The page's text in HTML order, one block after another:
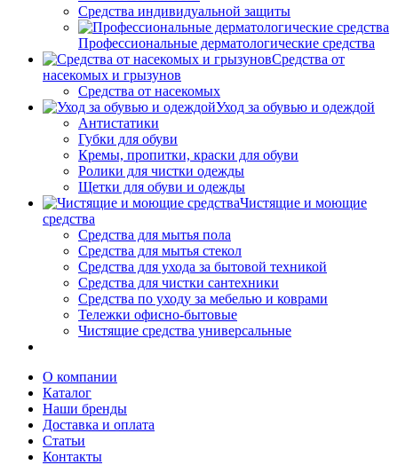
Средства индивидуальной защиты
Профессиональные дерматологические средства
Средства от
насекомых и грызунов
Средства от насекомых
Уход за обувью и одеждой
Антистатики
Губки для обуви
Кремы, пропитки, краски для обуви
Ролики для чистки одежды
Щетки для обуви и одежды
Чистящие и моющие
средства
Средства для мытья пола
Средства для мытья стекол
Средства для ухода за бытовой техникой
Средства для чистки сантехники
Средства по уходу за мебелью и коврами
Тележки офисно-бытовые
Чистящие средства универсальные
О компании
Каталог
Наши бренды
Доставка и оплата
Статьи
Контакты